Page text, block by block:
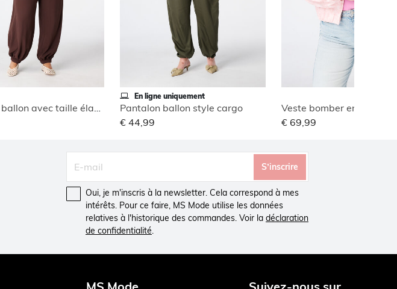
Pantalon ballon avec taille élastique
En ligne uniquement
Pantalon ballon style cargo
€ 44,99
Veste bomber en
€ 69,99
S’inscrire
Oui, je m'inscris à la newsletter. Cela correspond à mes
intérêts. Pour ce faire, MS Mode utilise les données
relatives à l'historique des commandes. Voir la déclaration
de confidentialité.